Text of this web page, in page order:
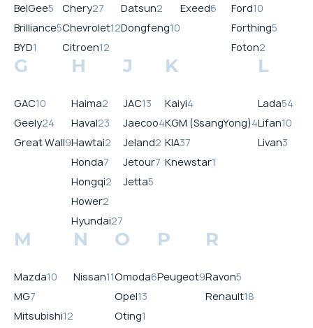
BelGee5
Brilliance5
BYD1
Chery27
Chevrolet12
Citroen12
Datsun2
Dongfeng10
Exeed6
Ford10
Forthing5
Foton2
G
GAC10
Geely24
Great Wall9
H
Haima2
Haval23
Hawtai2
Honda7
Hongqi2
Hower2
Hyundai27
J
JAC13
Jaecoo4
Jeland2
Jetour7
Jetta5
K
Kaiyi4
KGM (SsangYong)4
KIA37
Knewstar1
L
Lada54
Lifan10
Livan3
M
Mazda10
MG7
Mitsubishi12
N
Nissan11
O
Omoda6
Opel13
Oting1
P
Peugeot9
R
Ravon5
Renault18